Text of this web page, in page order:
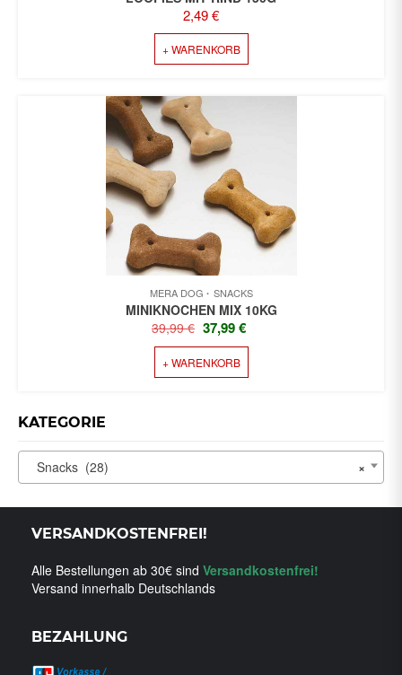
2,49€
+ WARENKORB
MERA DOG SNACKS
MINIKNOCHEN MIX 10KG
39,99€ URSPRÜNGLICHER
PREIS
WAR:
39,99 €
37,99€
+ WARENKORB
KATEGORIE
×
Snacks (28)
VERSANDKOSTENFREI!
Alle Bestellungen ab 30€ sind Versandkostenfrei!
Versand innerhalb Deutschlands
BEZAHLUNG